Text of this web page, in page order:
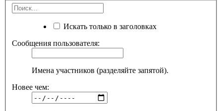
Искать только в заголовках
Сообщения пользователя:
Имена участников (разделяйте запятой).
Новее чем: